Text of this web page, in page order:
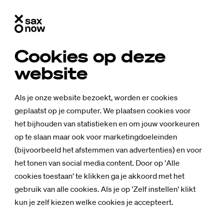
Cookies op deze
website
Als je onze website bezoekt, worden er cookies
geplaatst op je computer. We plaatsen cookies voor
het bijhouden van statistieken en om jouw voorkeuren
op te slaan maar ook voor marketingdoeleinden
(bijvoorbeeld het afstemmen van advertenties) en voor
het tonen van social media content. Door op 'Alle
cookies toestaan' te klikken ga je akkoord met het
gebruik van alle cookies. Als je op 'Zelf instellen' klikt
kun je zelf kiezen welke cookies je accepteert.